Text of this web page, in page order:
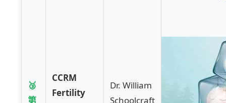
🥉
第
CCRM
Fertility
Dr. William
Schoolcraft